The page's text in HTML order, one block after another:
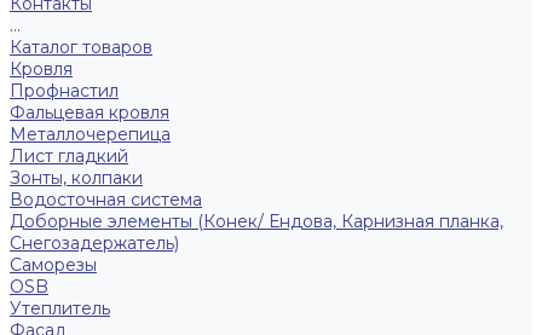
...
Каталог товаров
Кровля
Профнастил
Фальцевая кровля
Металлочерепица
Лист гладкий
Зонты, колпаки
Водосточная система
Доборные элементы (Конек/ Ендова, Карнизная планка,
Снегозадержатель)
Саморезы
ОSB
Утеплитель
Фасад